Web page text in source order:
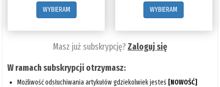
WYBIERAM
WYBIERAM
Masz już subskrypcję?Zaloguj się
W ramach subskrypcji otrzymasz:
Możliwość odsłuchiwania artykułów gdziekolwiek jesteś [NOWOŚĆ]